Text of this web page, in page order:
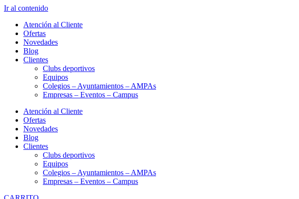
Ir al contenido
Atención al Cliente
Ofertas
Novedades
Blog
Clientes
Clubs deportivos
Equipos
Colegios – Ayuntamientos – AMPAs
Empresas – Eventos – Campus
Atención al Cliente
Ofertas
Novedades
Blog
Clientes
Clubs deportivos
Equipos
Colegios – Ayuntamientos – AMPAs
Empresas – Eventos – Campus